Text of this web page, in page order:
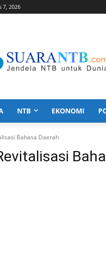
7, 2026
NTB EKONOMI
Bahasa Daerah